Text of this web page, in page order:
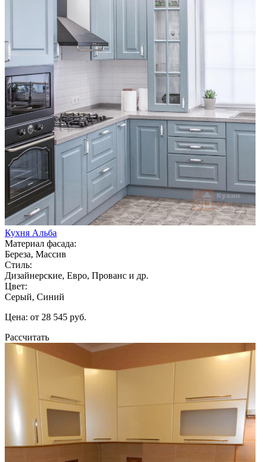
Кухня Альба
Материал фасада:
Береза, Массив
Стиль:
Дизайнерские, Евро, Прованс и др.
Цвет:
Серый, Синий
Цена: от 28 545 руб.
Рассчитать